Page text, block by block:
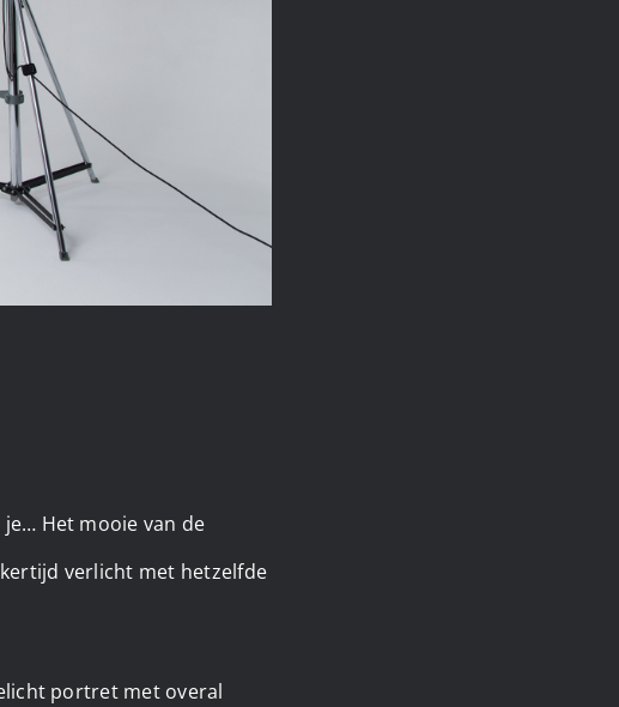
Het mooie van de
verlicht met hetzelfde
portret met overal